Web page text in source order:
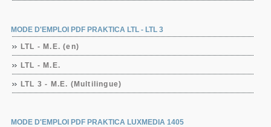
MODE D'EMPLOI PDF PRAKTICA LTL - LTL 3
LTL - M.E. (en)
LTL - M.E.
LTL 3 - M.E. (Multilingue)
MODE D'EMPLOI PDF PRAKTICA LUXMEDIA 1405